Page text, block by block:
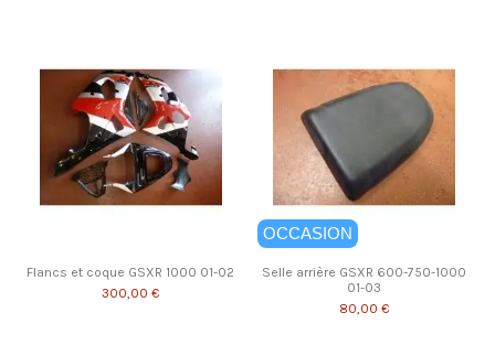
Flancs et coque GSXR 1000 01-02
300,00 €
OCCASION
Selle arrière GSXR 600-750-1000
01-03
80,00 €